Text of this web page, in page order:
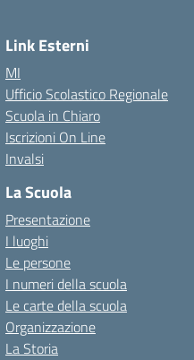
Link Esterni
MI
Ufficio Scolastico Regionale
Scuola in Chiaro
Iscrizioni On Line
Invalsi
La Scuola
Presentazione
I luoghi
Le persone
I numeri della scuola
Le carte della scuola
Organizzazione
La Storia